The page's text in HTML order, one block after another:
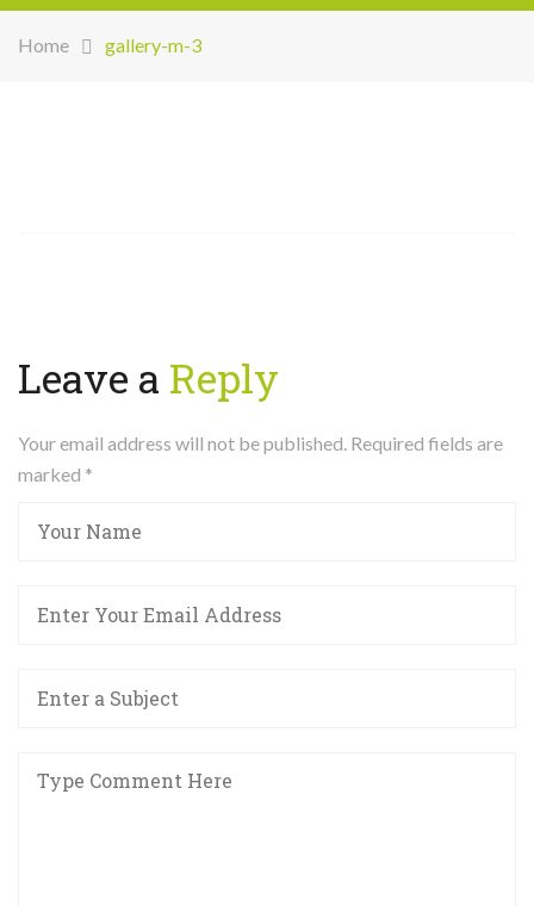
Home gallery-m-3
Leave a Reply
Your email address will not be published. Required fields are
marked *